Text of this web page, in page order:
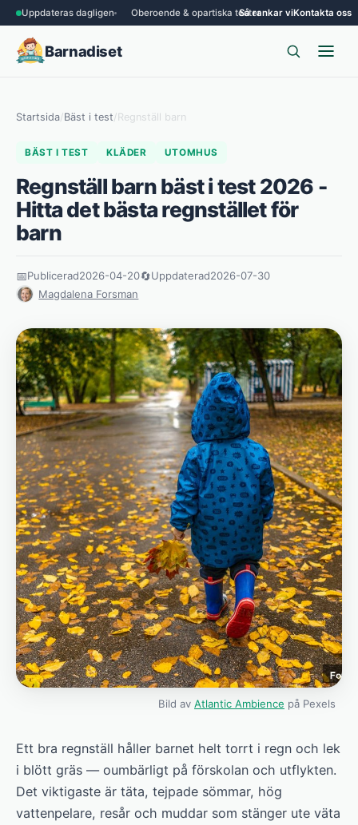
Uppdateras dagligen Oberoende & opartiska testerSå rankar viKontakta oss
Barnadiset
Startsida/Bäst i test/ Regnställ barn
BÄST I TEST KLÄDER UTOMHUS
Regnställ barn bäst i test 2026 -
Hitta det bästa regnstället för
barn
📅Publicerad2026-04-20🔄Uppdaterad2026-07-30
Magdalena Forsman
Bild av Atlantic Ambience på Pexels
Ett bra regnställ håller barnet helt torrt i regn och lek
i blött gräs — oumbärligt på förskolan och utflykten.
Det viktigaste är täta, tejpade sömmar, hög
vattenpelare, resår och muddar som stänger ute väta